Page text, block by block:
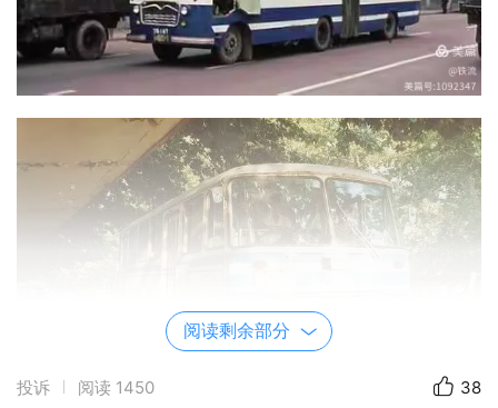
阅读剩余部分
投诉 阅读 1450 38